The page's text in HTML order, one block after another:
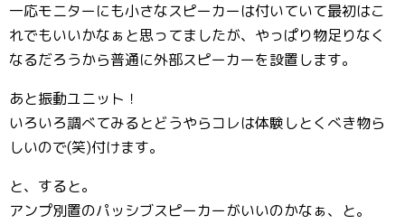
一応モニターにも小さなスピーカーは付いていて最初はこ
れでもいいかなぁと思ってましたが、やっぱり物足りなく
なるだろうから普通に外部スピーカーを設置します。
あと振動ユニット！
いろいろ調べてみるとどうやらコレは体験しとくべき物ら
しいので(笑)付けます。
と、すると。
アンプ別置のパッシブスピーカーがいいのかなぁ、と。